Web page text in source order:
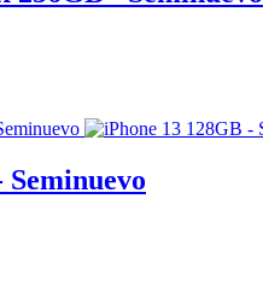
Seminuevo